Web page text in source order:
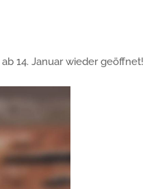
14. Januar wieder geöffnet!